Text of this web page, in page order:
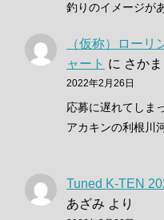
釣りのイメージが
（仮称）ロー
ャート に さかま
2022年2月26日
応募に遅れてしま
アカキンの利根川
Tuned K-TEN
あざみ より